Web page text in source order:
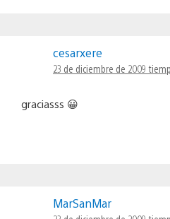
cesarxere
23 de diciembre de 2009
graciasss 😀
MarSanMar